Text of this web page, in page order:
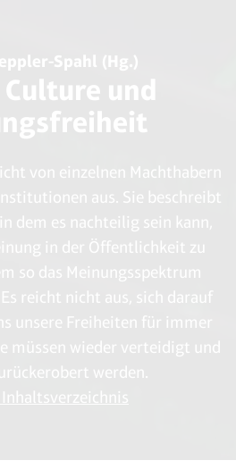
Spahl (Hg.)
Culture und
von einzelnen Machthabern
aus. Sie beschreibt
dem es nachteilig sein kann,
in der Öffentlichkeit zu
so das Meinungsspektrum
reicht nicht aus, sich darauf
unsere Freiheiten für immer
müssen wieder verteidigt und
werden.